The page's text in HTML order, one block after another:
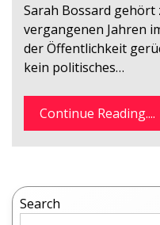
Sarah Bossard gehört
vergangenen Jahren
der Öffentlichkeit
kein politisches…
Continue Reading....
Search